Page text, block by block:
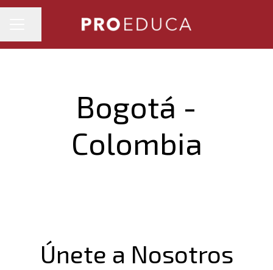
MENÚ DE EMPLEO
Compartir página
Bogotá -
Colombia
Únete a Nosotros